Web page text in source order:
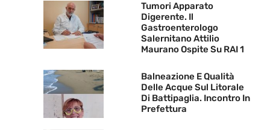
Tumori Apparato
Digerente. Il
Gastroenterologo
Salernitano Attilio
Maurano Ospite Su RAI 1
Balneazione E Qualità
Delle Acque Sul Litorale
Di Battipaglia. Incontro In
Prefettura